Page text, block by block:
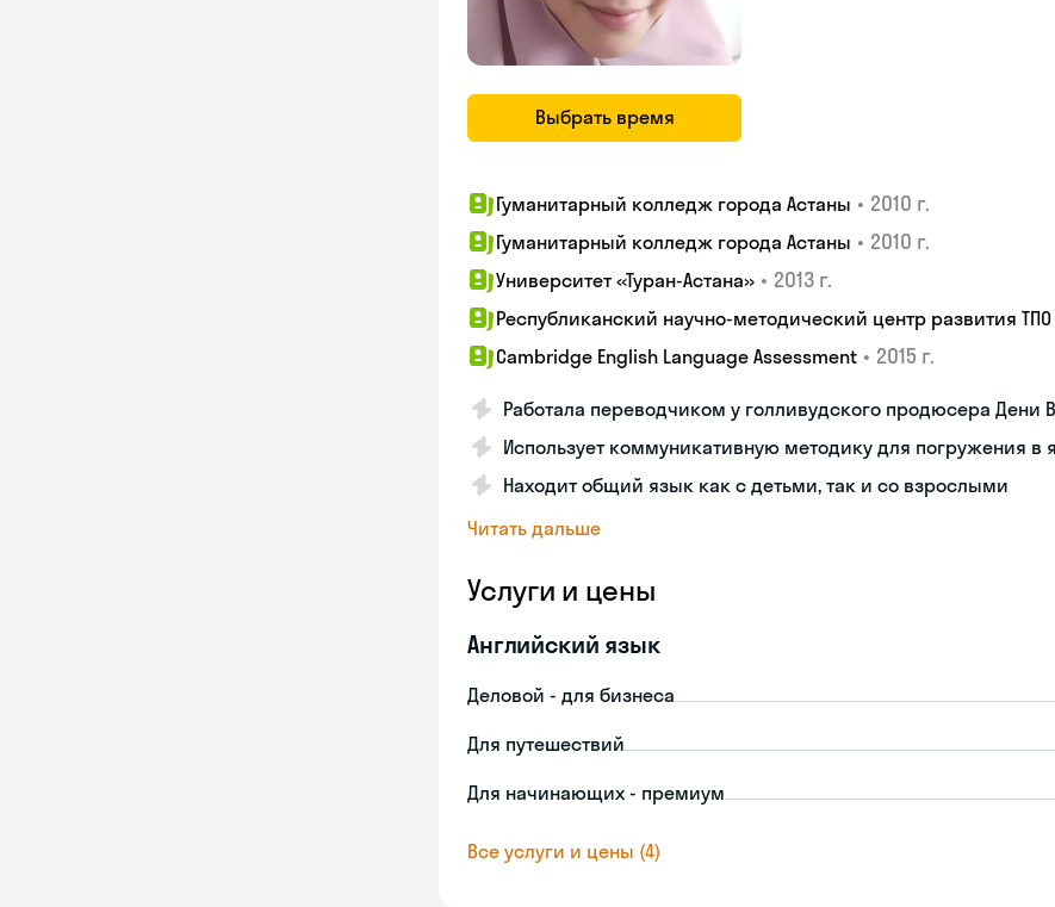
Выбрать время
Гуманитарный колледж города Астаны • 2010 г.
Гуманитарный колледж города Астаны • 2010 г.
Университет «Туран-Астана» • 2013 г.
Республиканский научно-методический центр развития
Cambridge English Language Assessment • 2015 г.
Работала переводчиком у голливудского продюсера Дени
Использует коммуникативную методику для погружения в
Находит общий язык как с детьми, так и со взрослыми
Читать дальше
Услуги и цены
Английский язык
Деловой - для бизнеса
Для путешествий
Для начинающих - премиум
Все услуги и цены (4)